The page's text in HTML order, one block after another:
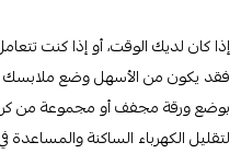
إذا كان لديك الوقت، أو إذا كنت
فقد يكون من الأسهل وضع
بوضع ورقة مجفف أو مجموعة من
لتقليل الكهرباء الساكنة